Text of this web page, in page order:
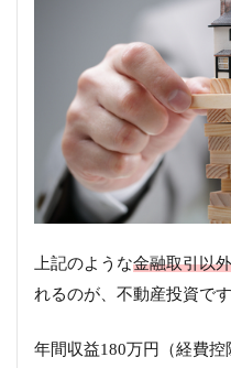
上記のような金融取引以
れるのが、不動産投資です
年間収益180万円（経費